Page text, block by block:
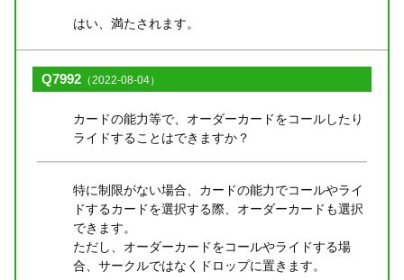
はい、満たされます。
Q7992 （2022-08-04）
カードの能力等で、オーダーカードをコールしたり
ライドすることはできますか？
特に制限がない場合、カードの能力でコールやライ
ドするカードを選択する際、オーダーカードも選択
できます。
ただし、オーダーカードをコールやライドする場
合、サークルではなくドロップに置きます。